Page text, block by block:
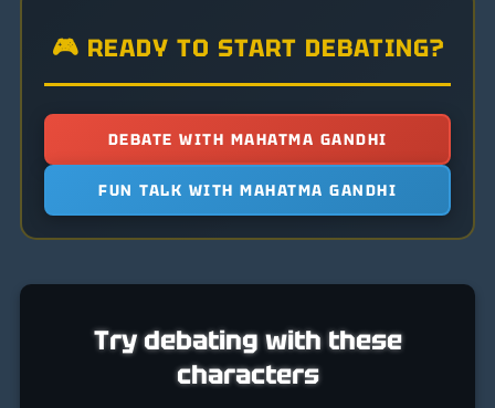
🎮 READY TO START DEBATING?
DEBATE WITH MAHATMA GANDHI
FUN TALK WITH MAHATMA GANDHI
Try debating with these
characters